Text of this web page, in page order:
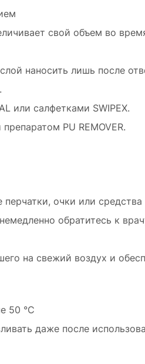
свой объем во
наносить лишь после
или салфетками SWIPEX.
PU REMOVER.
очки или
обратитесь к
на свежий воздух и
50 °C
даже после